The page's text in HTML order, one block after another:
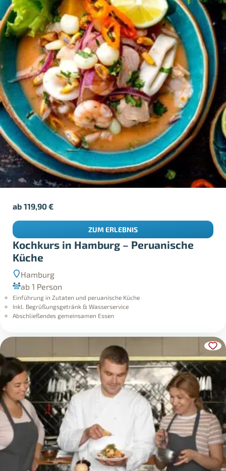
Kochkurs in Hamburg – Peruanische
Küche
Hamburg
ab 1 Person
Einführung in Zutaten und peruanische Küche
Inkl. Begrüßungsgetränk & Wasserservice
Abschließendes gemeinsamen Essen
ab119,90€
ZUM ERLEBNIS